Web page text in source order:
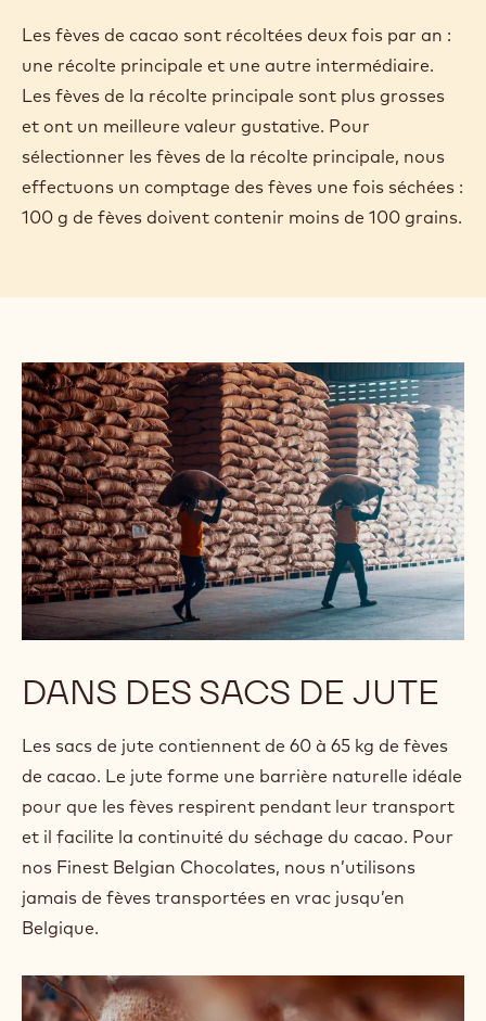
Les fèves de cacao sont récoltées deux fois par an :
une récolte principale et une autre intermédiaire.
Les fèves de la récolte principale sont plus grosses
et ont un meilleure valeur gustative. Pour
sélectionner les fèves de la récolte principale, nous
effectuons un comptage des fèves une fois séchées :
100 g de fèves doivent contenir moins de 100 grains.
DANS DES SACS DE JUTE
Les sacs de jute contiennent de 60 à 65 kg de fèves
de cacao. Le jute forme une barrière naturelle idéale
pour que les fèves respirent pendant leur transport
et il facilite la continuité du séchage du cacao. Pour
nos Finest Belgian Chocolates, nous n’utilisons
jamais de fèves transportées en vrac jusqu’en
Belgique.